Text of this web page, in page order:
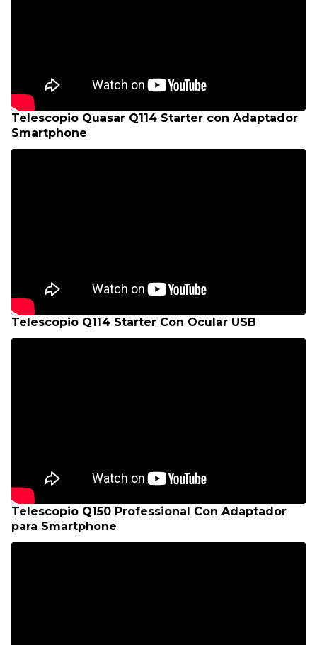
Telescopio Quasar Q114 Starter con Adaptador
Smartphone
Telescopio Q114 Starter Con Ocular USB
Telescopio Q150 Professional Con Adaptador
para Smartphone